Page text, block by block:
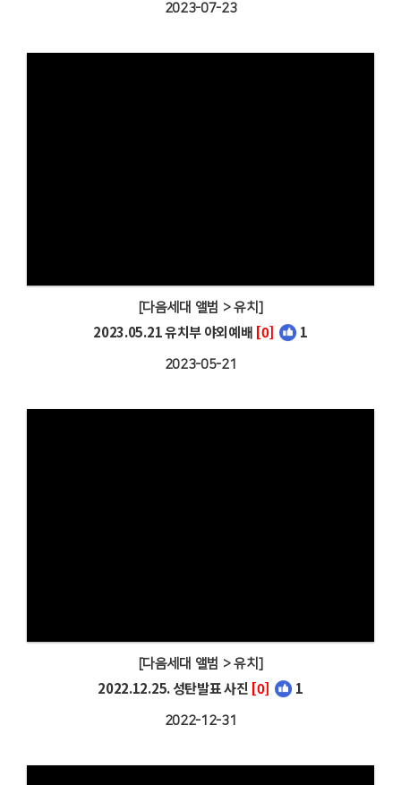
2023-07-23
[다음세대 앨범 > 유치]
2023.05.21 유치부 야외예배 [0] 1
2023-05-21
[다음세대 앨범 > 유치]
2022.12.25. 성탄발표 사진 [0] 1
2022-12-31